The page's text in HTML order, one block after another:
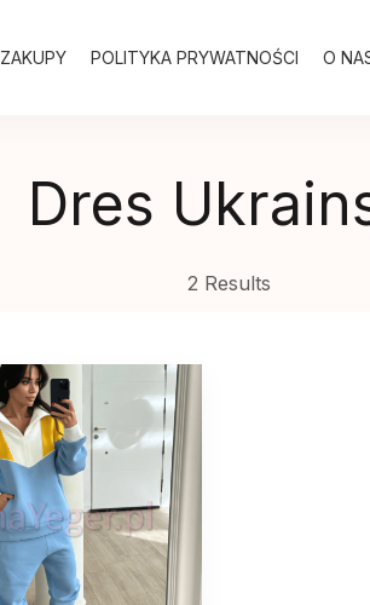
ZAKUPY POLITYKA PRYWATNOŚCI O
Dres
2 Results